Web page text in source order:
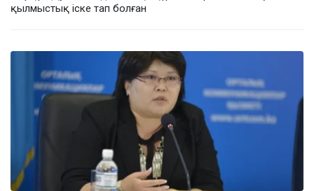
қылмыстық іске тап болған